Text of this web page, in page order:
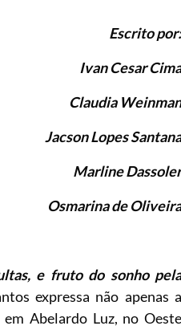
Escrito
Ivan Cesar
Claudia
Jacson Lopes
Marline
Osmarina de
e fruto do sonho
expressa não apenas a
Abelardo Luz, no Oeste